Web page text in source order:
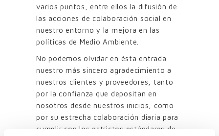
varios puntos, entre ellos la difusión de
las acciones de colaboración social en
nuestro entorno y la mejora en las
políticas de Medio Ambiente.
No podemos olvidar en ésta entrada
nuestro más sincero agradecimiento a
nuestros clientes y proveedores, tanto
por la confianza que depositan en
nosotros desde nuestros inicios, como
por su estrecha colaboración diaria para
cumplir con los estrictos estándares de